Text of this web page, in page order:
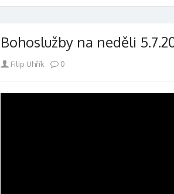
Bohoslužby na neděli
Author
Filip Uhřík 0